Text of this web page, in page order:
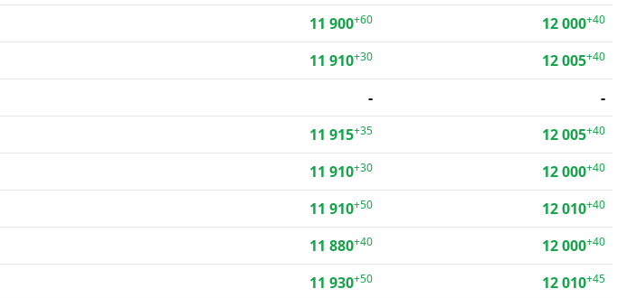
11 900+60 12 000+40
11 910+30 12 005+40
-
-
11 915+35 12 005+40
11 910+30 12 000+40
11 910+50 12 010+40
11 880+40 12 000+40
11 930+50 12 010+45